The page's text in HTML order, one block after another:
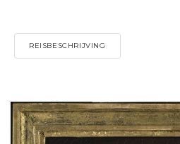
REISBESCHRIJVING